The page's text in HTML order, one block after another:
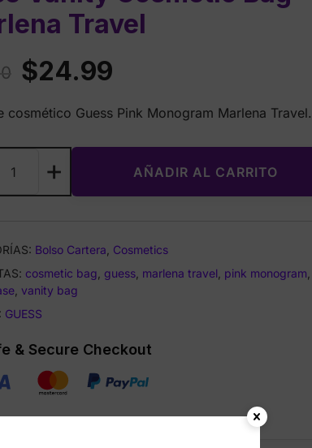
Travel
Original
was:
$35.00.
$24.99
is:
$24.99.
cosmético Guess Pink Monogram Marlena Travel.
Pink
Monogram
Vanity
Cosmetic
Bag
–
Travel
cantidad
+ AÑADIR AL CARRITO
Bolso Cartera Cosmetics
cosmetic bag guess marlena travel pink monogram
vanity bag
GUESS
& Secure Checkout